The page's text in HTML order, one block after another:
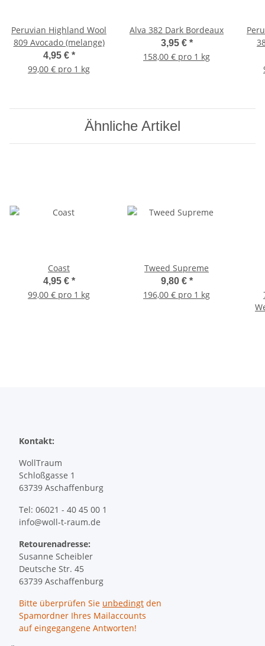
Peruvian Highland Wool
809 Avocado (melange)
4,95 € *
99,00 € pro 1 kg
Alva 382 Dark Bordeaux
3,95 € *
158,00 € pro 1 kg
Ähnliche Artikel
Coast
4,95 € *
99,00 € pro 1 kg
Tweed Supreme
9,80 € *
196,00 € pro 1 kg
Kontakt:
WollTraum
Schloßgasse 1
63739 Aschaffenburg
Tel: 06021 - 40 45 00 1
info@woll-t-raum.de
Retourenadresse:
Susanne Scheibler
Deutsche Str. 45
63739 Aschaffenburg
Bitte überprüfen Sie unbedingt den
Spamordner Ihres Mailaccounts
auf eingegangene Antworten!